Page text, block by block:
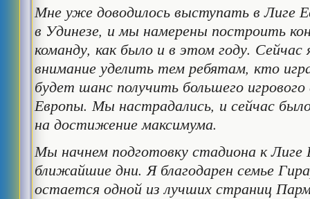
Мне уже доводилось выступать в Лиге
в Удинезе, и мы намерены построить
команду, как было и в этом году. Сейчас
внимание уделить тем ребятам, кто
будет шанс получить большего
Европы. Мы настрадались, и сейчас
на достижение максимума.
Мы начнем подготовку стадиона к
ближайшие дни. Я благодарен семье
остается одной из лучших страниц